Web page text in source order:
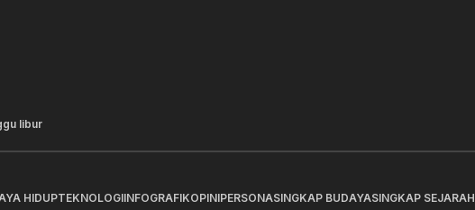
libur
HIDUPTEKNOLOGIINFOGRAFIKOPINIPERSONASINGKAP BUDAYASINGKAP SEJARAH